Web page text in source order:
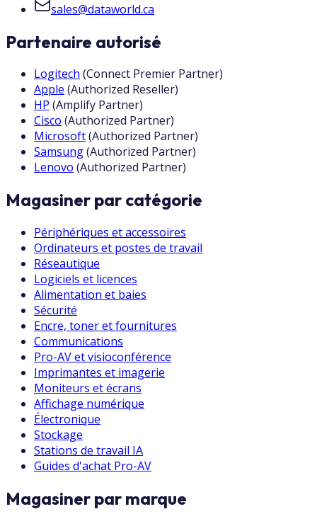
sales@dataworld.ca
Partenaire autorisé
Logitech (Connect Premier Partner)
Apple (Authorized Reseller)
HP (Amplify Partner)
Cisco (Authorized Partner)
Microsoft(Authorized Partner)
Samsung(Authorized Partner)
Lenovo (Authorized Partner)
Magasiner par catégorie
Périphériques et accessoires
Ordinateurs et postes de travail
Réseautique
Logiciels et licences
Alimentation et baies
Sécurité
Encre, toner et fournitures
Communications
Pro-AV et visioconférence
Imprimantes et imagerie
Moniteurs et écrans
Affichage numérique
Électronique
Stockage
Stations de travail IA
Guides d'achat Pro-AV
Magasiner par marque